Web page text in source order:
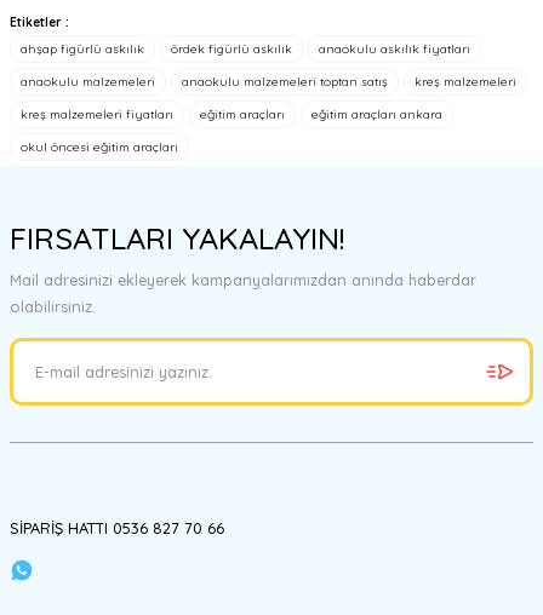
Bu ürünün fiyat bilgisi, resim, ürün açıklamalarında ve diğer
konularda yetersiz gördüğünüz noktaları öneri formunu kullanarak
tarafımıza iletebilirsiniz.
Ürün bilgilerinde hatalar bulunuyor.
Bu ürüne benzer farklı alternatifler olmalı.
Etiketler :
ahşap figürlü askılık
ördek figürlü askılık anaokulu askılık fiyatları
anaokulu malzemeleri anaokulu malzemeleri toptan satış kreş malzemeleri
kreş malzemeleri fiyatları eğitim araçları eğitim araçları ankara
okul öncesi eğitim araçları
FIRSATLARI YAKALAYIN!
Mail adresinizi ekleyerek kampanyalarımızdan anında haberdar
olabilirsiniz.
SİPARİŞ HATTI 0536 827 70 66